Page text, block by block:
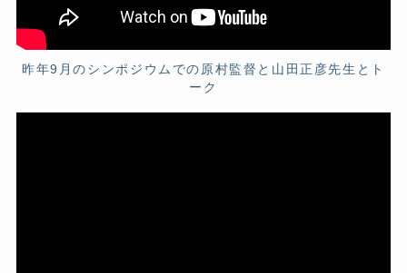
昨年9月のシンポジウムでの原村監督と山田正彦先生とト
ーク